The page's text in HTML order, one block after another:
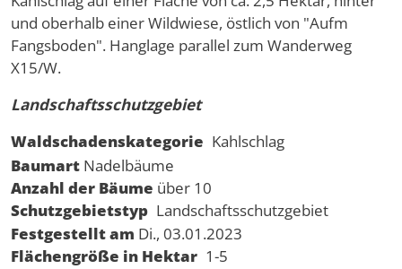
und oberhalb einer Wildwiese, östlich von "Aufm
Fangsboden". Hanglage parallel zum Wanderweg
X15/W.
Landschaftsschutzgebiet
Waldschadenskategorie Kahlschlag
Baumart Nadelbäume
Anzahl der Bäume über 10
Schutzgebietstyp Landschaftsschutzgebiet
Festgestellt am Di., 03.01.2023
Flächengröße in Hektar 1-5